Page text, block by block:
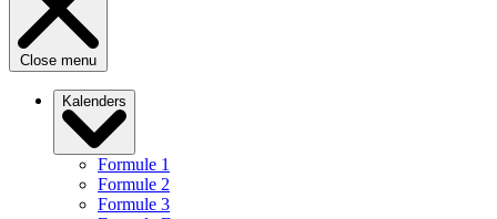
Close menu
Kalenders
Formule 1
Formule 2
Formule 3